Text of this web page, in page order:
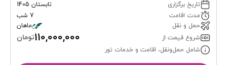
تاریخ برگزاری
تابستان 1405
مدت اقامت
7 شب
حمل و نقل
ماهان
شروع قیمت از
110,000,000تومان
شامل حمل‌ونقل، اقامت و خدمات تور